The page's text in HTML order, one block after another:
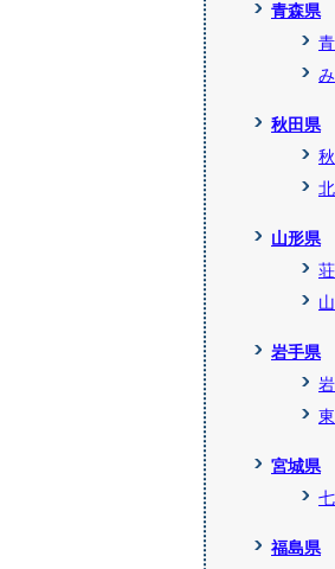
青森県
秋田県
山形県
岩手県
宮城県
福島県